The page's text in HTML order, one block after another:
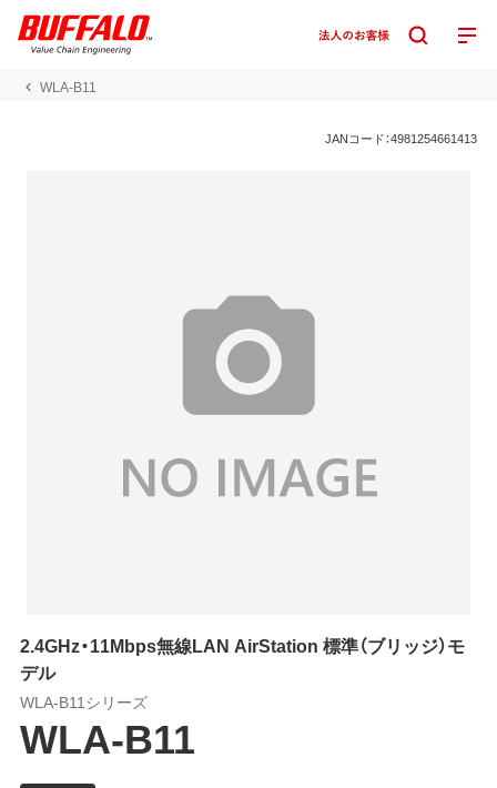
WLA-B11
JANコード：4981254661413
2.4GHz・11Mbps無線LAN AirStation 標準（ブリッジ）モ
デル
WLA-B11シリーズ
WLA-B11